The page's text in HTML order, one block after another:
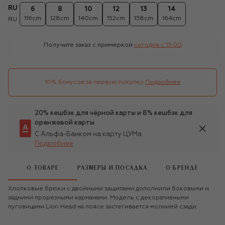
RU
RU
6
116cm
8
128cm
10
140cm
12
152cm
13
158cm
14
164cm
Получите заказ с примеркой сегодня c 13:00
10% бонусов за первую покупку Подробнее
20% кешбэк для чёрной карты и 8% кешбэк для
оранжевой карты
С Альфа-Банком на карту ЦУМа
Подробнее
О ТОВАРЕ РАЗМЕРЫ И ПОСАДКА О БРЕНДЕ
Хлопковые брюки с двойными защипами дополнили боковыми и
задними прорезными карманами. Модель с декоративными
пуговицами Lion Head на поясе застегивается молнией сзади.